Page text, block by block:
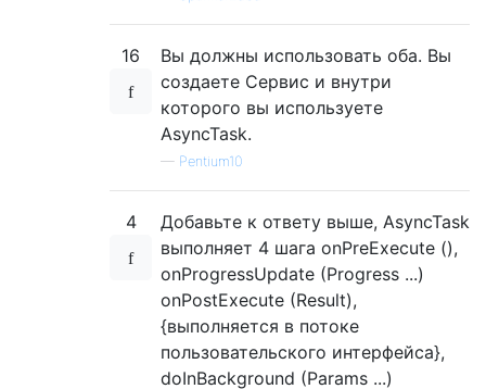
16
Вы должны использовать оба. Вы
создаете Сервис и внутри
которого вы используете
AsyncTask.
— Pentium10
4
Добавьте к ответу выше, AsyncTask
выполняет 4 шага onPreExecute (),
onProgressUpdate (Progress ...)
onPostExecute (Result),
{выполняется в потоке
пользовательского интерфейса},
doInBackground (Params ...)